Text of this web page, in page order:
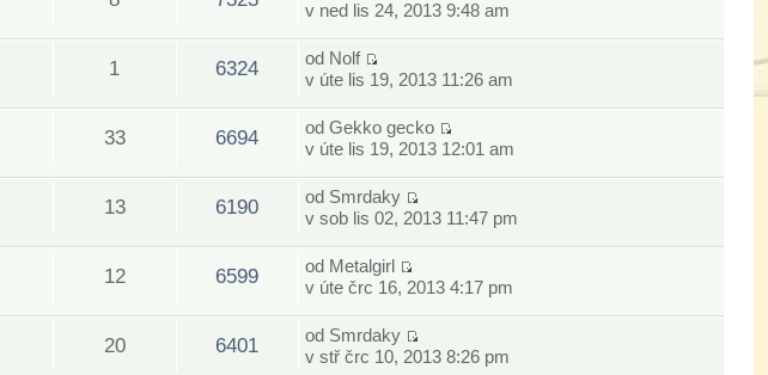
v ned lis 24, 2013 9:48 am
1 6324 od Nolf
v úte lis 19, 2013 11:26 am
33 6694 odGekko gecko
v úte lis 19, 2013 12:01 am
13 6190 od Smrdaky
v sob lis 02, 2013 11:47 pm
12 6599 od Metalgirl
v úte črc 16, 2013 4:17 pm
20 6401 od Smrdaky
v stř črc 10, 2013 8:26 pm